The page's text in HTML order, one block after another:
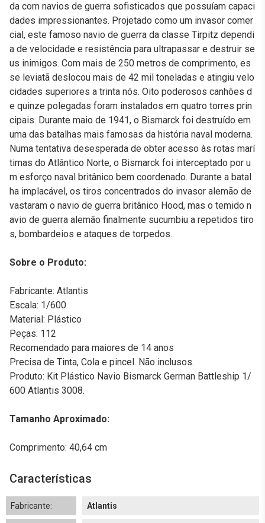
da com navios de guerra sofisticados que possuíam capaci
dades impressionantes. Projetado como um invasor comer
cial, este famoso navio de guerra da classe Tirpitz dependi
a de velocidade e resistência para ultrapassar e destruir se
us inimigos. Com mais de 250 metros de comprimento, es
se leviatã deslocou mais de 42 mil toneladas e atingiu velo
cidades superiores a trinta nós. Oito poderosos canhões d
e quinze polegadas foram instalados em quatro torres prin
cipais. Durante maio de 1941, o Bismarck foi destruído em
uma das batalhas mais famosas da história naval moderna.
Numa tentativa desesperada de obter acesso às rotas marí
timas do Atlântico Norte, o Bismarck foi interceptado por u
m esforço naval britânico bem coordenado. Durante a batal
ha implacável, os tiros concentrados do invasor alemão de
vastaram o navio de guerra britânico Hood, mas o temido n
avio de guerra alemão finalmente sucumbiu a repetidos tiro
s, bombardeios e ataques de torpedos.
Sobre o Produto:
Fabricante: Atlantis
Escala: 1/600
Material: Plástico
Peças: 112
Recomendado para maiores de 14 anos
Precisa de Tinta, Cola e pincel. Não inclusos.
Produto: Kit Plástico Navio Bismarck German Battleship 1/
600 Atlantis 3008.
Tamanho Aproximado:
Comprimento: 40,64 cm
Características
Fabricante: Atlantis